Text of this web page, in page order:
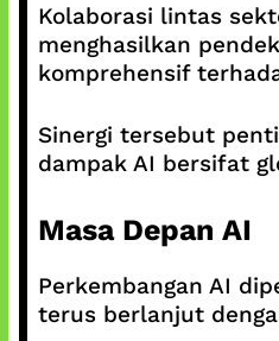
Kolaborasi lintas
menghasilkan
komprehensif
Sinergi tersebut
dampak AI bersifat
Masa Depan AI
Perkembangan AI
terus berlanjut